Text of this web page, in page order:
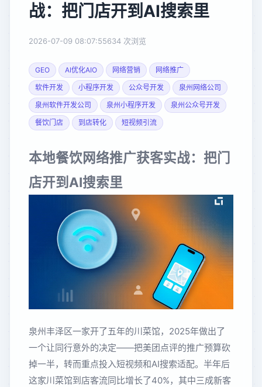
战：把门店开到AI搜索里
2026-07-09 08:07:55634 次浏览
GEO AI优化AIO 网络营销
网络推广
软件开发
小程序开发 公众号开发
泉州网络公司
泉州软件开发公司
泉州小程序开发
泉州公众号开发
餐饮门店
到店转化 短视频引流
本地餐饮网络推广获客实战：把门
店开到AI搜索里
泉州丰泽区一家开了五年的川菜馆，2025年做出了
一个让同行意外的决定——把美团点评的推广预算砍
掉一半，转而重点投入短视频和AI搜索适配。半年后
这家川菜馆到店客流同比增长了40%，其中三成新客